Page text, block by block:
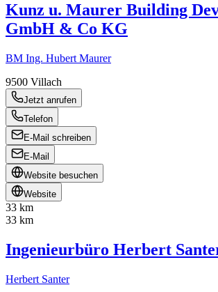
Kunz u. Maurer Building
GmbH & Co KG
BM Ing. Hubert Maurer
9500 Villach
Jetzt anrufen
Telefon
E-Mail schreiben
E-Mail
Website besuchen
Website
33 km
33 km
Ingenieurbüro Herbert
Herbert Santer